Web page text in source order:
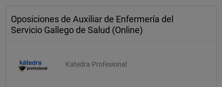
Oposiciones de Auxiliar de Enfermería del
Servicio Gallego de Salud (Online)
Katedra Profesional